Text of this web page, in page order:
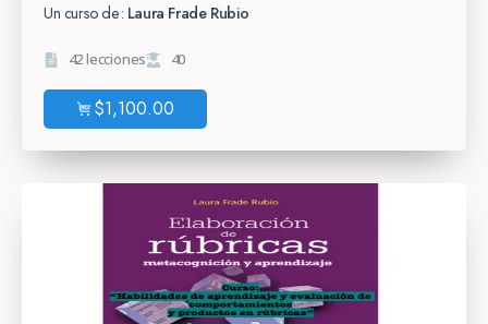
Un curso de: Laura Frade Rubio
42 lecciones 40
$1,100.00